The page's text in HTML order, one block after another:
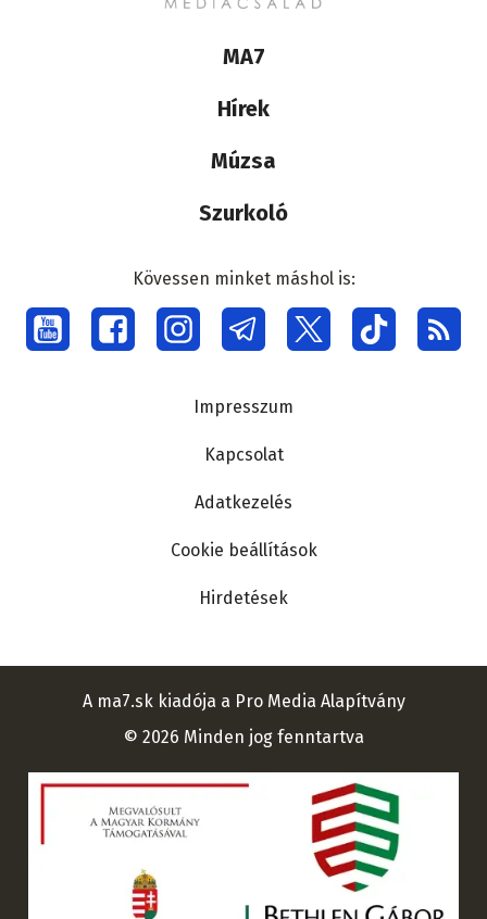
Lábléc
médiacsalád
MA7
Hírek
Múzsa
Szurkoló
Social
menu
Kövessen minket máshol is:
Impresszum
Kapcsolat
Adatkezelés
Cookie beállítások
Hirdetések
A ma7.sk kiadója a Pro Media Alapítvány
© 2026 Minden jog fenntartva